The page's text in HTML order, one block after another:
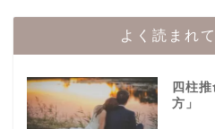
よく読まれ
四柱
方」